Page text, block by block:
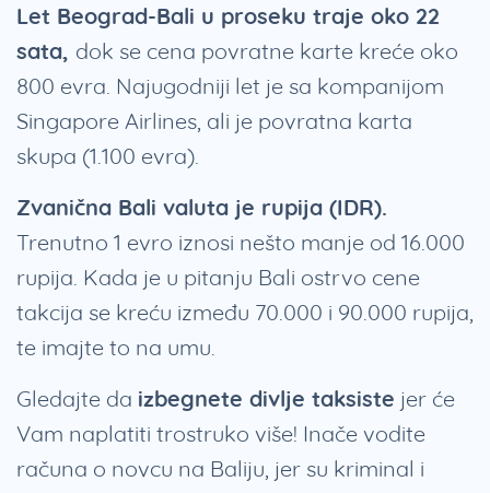
Let Beograd-Bali u proseku traje oko 22
sata, dok se cena povratne karte kreće oko
800 evra. Najugodniji let je sa kompanijom
Singapore Airlines, ali je povratna karta
skupa (1.100 evra).
Zvanična Bali valuta je rupija (IDR).
Trenutno 1 evro iznosi nešto manje od 16.000
rupija. Kada je u pitanju Bali ostrvo cene
takcija se kreću između 70.000 i 90.000 rupija,
te imajte to na umu.
Gledajte da izbegnete divlje taksiste jer će
Vam naplatiti trostruko više! Inače vodite
računa o novcu na Baliju, jer su kriminal i